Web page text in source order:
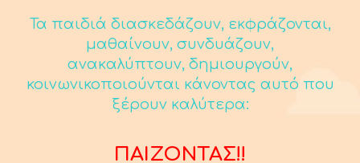
Τα παιδιά διασκεδάζουν, εκφράζονται,
μαθαίνουν, συνδυάζουν,
ανακαλύπτουν, δημιουργούν,
κοινωνικοποιούνται κάνοντας αυτό που
ξέρουν καλύτερα:
ΠΑΙΖΟΝΤΑΣ!!